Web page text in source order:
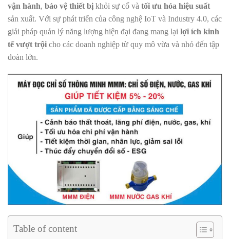
vận hành, bảo vệ thiết bị khỏi sự cố và tối ưu hóa hiệu suất
sản xuất. Với sự phát triển của công nghệ IoT và Industry 4.0, các
giải pháp quản lý năng lượng hiện đại đang mang lại lợi ích kinh
tế vượt trội cho các doanh nghiệp từ quy mô vừa và nhỏ đến tập
đoàn lớn.
Table of content